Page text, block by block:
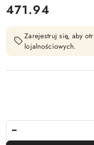
cena:
471.94
Zarejestruj się, aby
lojalnościowych.